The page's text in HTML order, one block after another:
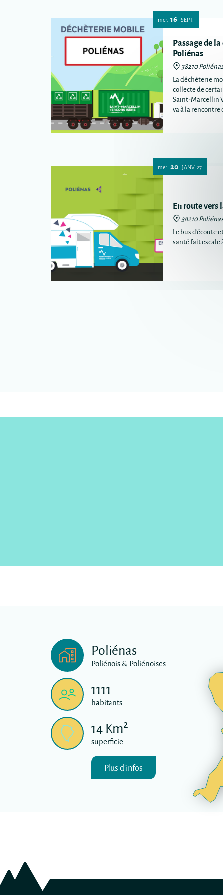
mer. 16 SEPT.
Passage de
Poliénas
38210 Poliénas
La déchèterie
collecte de
Saint-Marcellin
va à la rencontre
mer. 20 JANV. 27
En route vers
38210 Poliénas
Le bus d'écoute
santé fait escale
Poliénas
Poliénois & Poliénoises
1111
habitants
14Km2
superficie
Plus d'infos